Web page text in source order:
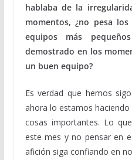
hablaba de la
momentos, ¿no pesa
equipos más
demostrado en los
un buen equipo?
Es verdad que hemos
ahora lo estamos
cosas importantes. Lo
este mes y no pensar en
afición siga confiando en